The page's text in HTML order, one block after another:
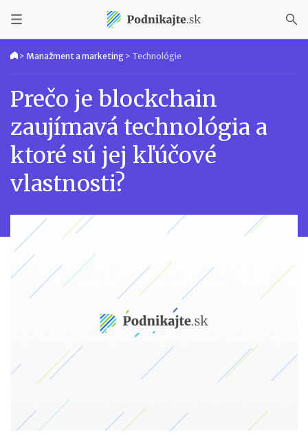
> Manažment a marketing > Technológie
Prečo je blockchain
zaujímavá technológia a
ktoré sú jej kľúčové
vlastnosti?